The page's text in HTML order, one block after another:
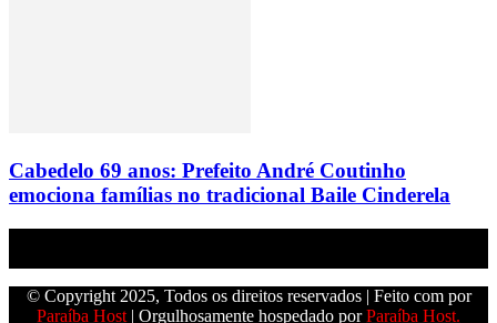
Cabedelo 69 anos: Prefeito André Coutinho
emociona famílias no tradicional Baile Cinderela
© Copyright 2025, Todos os direitos reservados | Feito com por
Paraíba Host | Orgulhosamente hospedado porParaíba Host.